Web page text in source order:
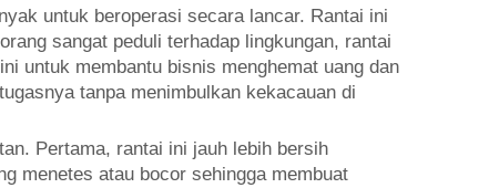
untuk beroperasi secara lancar. Rantai ini
sangat peduli terhadap lingkungan, rantai
untuk membantu bisnis menghemat uang dan
tanpa menimbulkan kekacauan di
Pertama, rantai ini jauh lebih bersih
menetes atau bocor sehingga membuat